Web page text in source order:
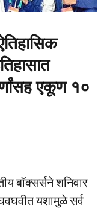
एकूण १०
बॉक्सर्सने शनिवार
यशामुळे सर्व